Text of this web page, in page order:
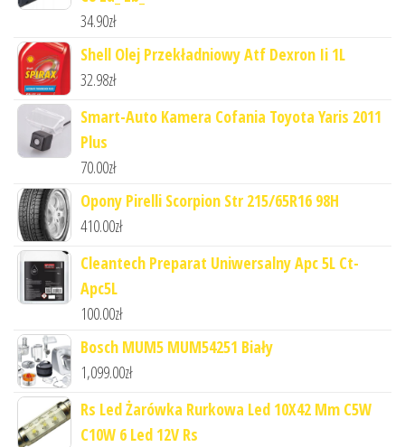
34.90zł
Shell Olej Przekładniowy Atf Dexron Ii 1L
32.98zł
Smart-Auto Kamera Cofania Toyota Yaris 2011
Plus
70.00zł
Opony Pirelli Scorpion Str 215/65R16 98H
410.00zł
Cleantech Preparat Uniwersalny Apc 5L Ct-
Apc5L
100.00zł
Bosch MUM5 MUM54251 Biały
1,099.00zł
Rs Led Żarówka Rurkowa Led 10X42 Mm C5W
C10W 6 Led 12V Rs